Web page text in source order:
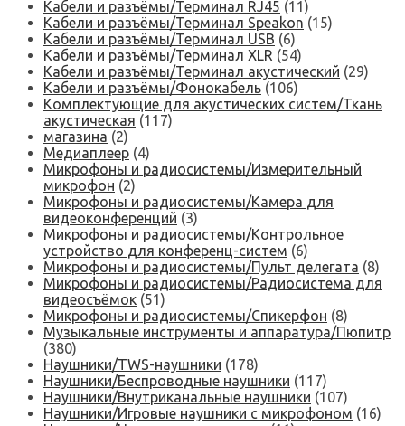
Кабели и разъёмы/Терминал RJ45 (11)
Кабели и разъёмы/Терминал Speakon (15)
Кабели и разъёмы/Терминал USB (6)
Кабели и разъёмы/Терминал XLR (54)
Кабели и разъёмы/Терминал акустический (29)
Кабели и разъёмы/Фонокабель (106)
Комплектующие для акустических систем/Ткань
акустическая (117)
магазина (2)
Медиаплеер (4)
Микрофоны и радиосистемы/Измерительный
микрофон (2)
Микрофоны и радиосистемы/Камера для
видеоконференций (3)
Микрофоны и радиосистемы/Контрольное
устройство для конференц-систем (6)
Микрофоны и радиосистемы/Пульт делегата (8)
Микрофоны и радиосистемы/Радиосистема для
видеосъёмок (51)
Микрофоны и радиосистемы/Спикерфон (8)
Музыкальные инструменты и аппаратура/Пюпитр
(380)
Наушники/TWS-наушники (178)
Наушники/Беспроводные наушники (117)
Наушники/Внутриканальные наушники (107)
Наушники/Игровые наушники с микрофоном (16)